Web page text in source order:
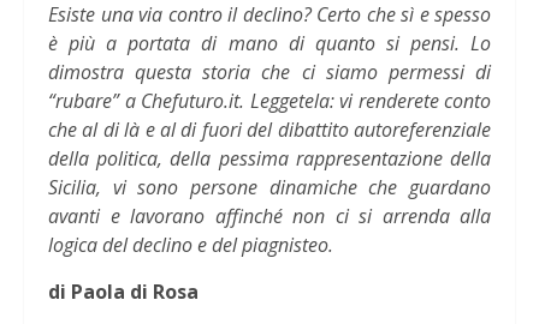
Esiste una via contro il declino? Certo che sì e spesso
è più a portata di mano di quanto si pensi. Lo
dimostra questa storia che ci siamo permessi di
“rubare” a Chefuturo.it. Leggetela: vi renderete conto
che al di là e al di fuori del dibattito autoreferenziale
della politica, della pessima rappresentazione della
Sicilia, vi sono persone dinamiche che guardano
avanti e lavorano affinché non ci si arrenda alla
logica del declino e del piagnisteo.
di Paola di Rosa